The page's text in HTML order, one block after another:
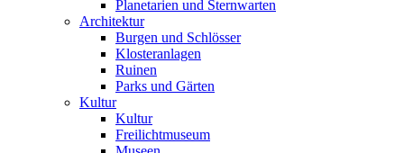
Planetarien und Sternwarten
Architektur
Burgen und Schlösser
Klosteranlagen
Ruinen
Parks und Gärten
Kultur
Kultur
Freilichtmuseum